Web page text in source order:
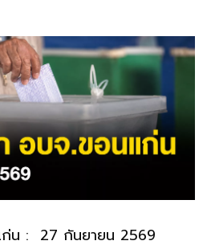
ก่น : 27 กันยายน 2569